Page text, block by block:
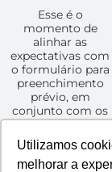
Utilizamos
melhorar a
Esse é o
momento de
alinhar as
expectativas com
o formulário para
preenchimento
prévio, em
conjunto com os
líderes.